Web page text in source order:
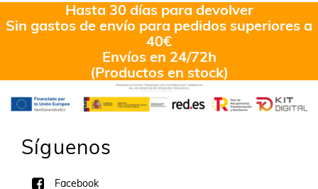
Hasta 30 días para devolver
Sin gastos de envío para pedidos superiores a
40€
Envíos en 24/72h
(Productos en stock)
Síguenos
Facebook